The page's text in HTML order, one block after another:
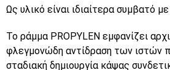
Ως υλικό είναι ιδιαίτερα συμβατό
Το ράμμα PROPYLEN εμφανίζει
φλεγμονώδη αντίδραση των ιστών
σταδιακή δημιουργία κάψας